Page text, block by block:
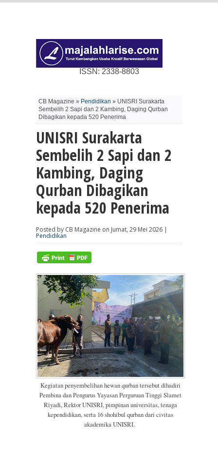
ISSN: 2338-8803
CB Magazine » Pendidikan » UNISRI Surakarta
Sembelih 2 Sapi dan 2 Kambing, Daging Qurban
Dibagikan kepada 520 Penerima
UNISRI Surakarta
Sembelih 2 Sapi dan 2
Kambing, Daging
Qurban Dibagikan
kepada 520 Penerima
Posted by CB Magazine on Jumat, 29 Mei 2026 |
Pendidikan
Kegiatan penyembelihan hewan qurban tersebut dihadiri
Pembina dan Pengurus Yayasan Perguruan Tinggi Slamet
Riyadi, Rektor UNISRI, pimpinan universitas, tenaga
kependidikan, serta 16 shohibul qurban dari civitas
akademika UNISRI.